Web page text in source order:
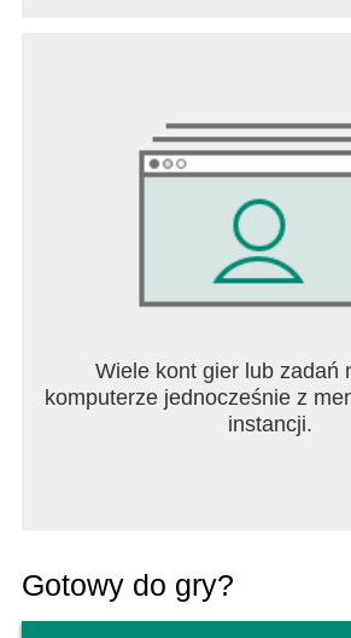
Naszą misją jest dostarczyć
najlepszej zabawy. Podziel się z
pod adresem
Dołącz do naszej społeczności
Facebooku i czerp jeszcze więcej
Warunki użytkowania:
https://easybrain.com/terms
Wiele kont gier lub zadań
komputerze jednocześnie z
instancji.
Gotowy do gry?